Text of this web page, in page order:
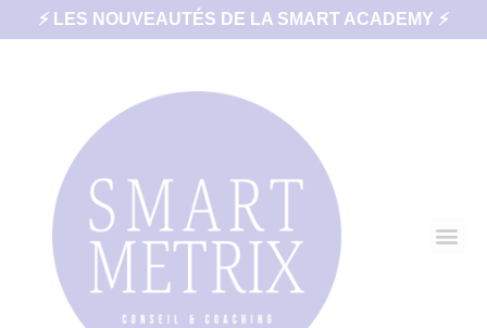
⚡ LES NOUVEAUTÉS DE LA SMART ACADEMY ⚡